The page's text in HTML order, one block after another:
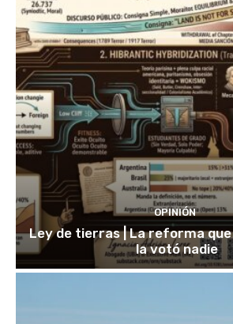
OPINIÓN
Ley de tierras | La reforma
la votó nadie